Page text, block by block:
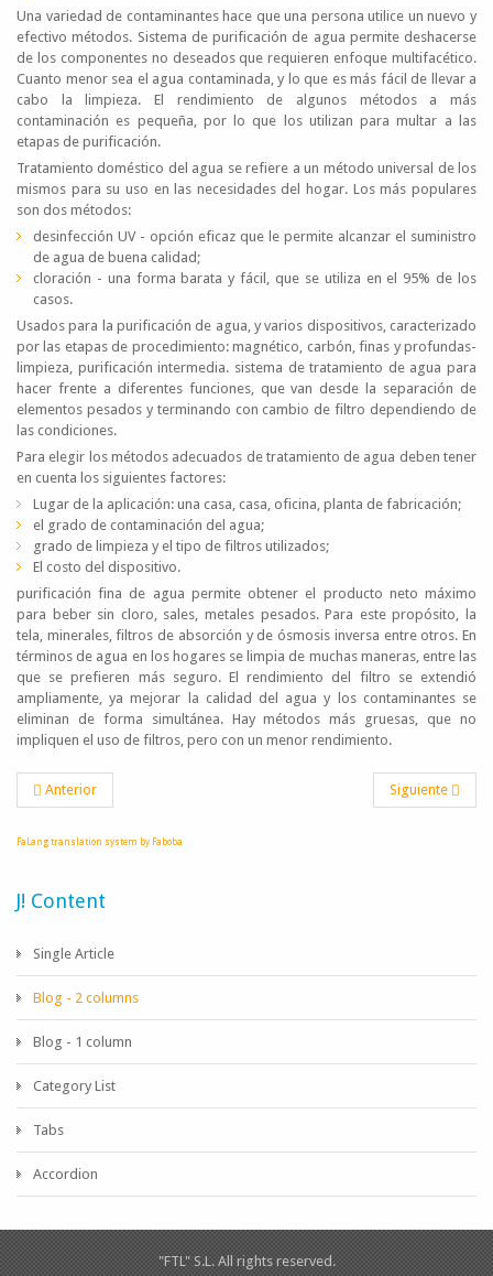
Una variedad de contaminantes hace que una persona utilice un nuevo y
efectivo métodos. Sistema de purificación de agua permite deshacerse
de los componentes no deseados que requieren enfoque multifacético.
Cuanto menor sea el agua contaminada, y lo que es más fácil de llevar a
cabo la limpieza. El rendimiento de algunos métodos a más
contaminación es pequeña, por lo que los utilizan para multar a las
etapas de purificación.
Tratamiento doméstico del agua se refiere a un método universal de los
mismos para su uso en las necesidades del hogar. Los más populares
son dos métodos:
desinfección UV - opción eficaz que le permite alcanzar el suministro
de agua de buena calidad;
cloración - una forma barata y fácil, que se utiliza en el 95% de los
casos.
Usados ​​para la purificación de agua, y varios dispositivos, caracterizado
por las etapas de procedimiento: magnético, carbón, finas y profundas-
limpieza, purificación intermedia. sistema de tratamiento de agua para
hacer frente a diferentes funciones, que van desde la separación de
elementos pesados ​​y terminando con cambio de filtro dependiendo de
las condiciones.
Para elegir los métodos adecuados de tratamiento de agua deben tener
en cuenta los siguientes factores:
Lugar de la aplicación: una casa, casa, oficina, planta de fabricación;
el grado de contaminación del agua;
grado de limpieza y el tipo de filtros utilizados;
El costo del dispositivo.
purificación fina de agua permite obtener el producto neto máximo
para beber sin cloro, sales, metales pesados. Para este propósito, la
tela, minerales, filtros de absorción y de ósmosis inversa entre otros. En
términos de agua en los hogares se limpia de muchas maneras, entre las
que se prefieren más seguro. El rendimiento del filtro se extendió
ampliamente, ya mejorar la calidad del agua y los contaminantes se
eliminan de forma simultánea. Hay métodos más gruesas, que no
impliquen el uso de filtros, pero con un menor rendimiento.
Anterior Siguiente
FaLang translation system by Faboba
J! Content
Single Article
Blog - 2 columns
Blog - 1 column
Category List
Tabs
Accordion
"FTL" S.L. All rights reserved.